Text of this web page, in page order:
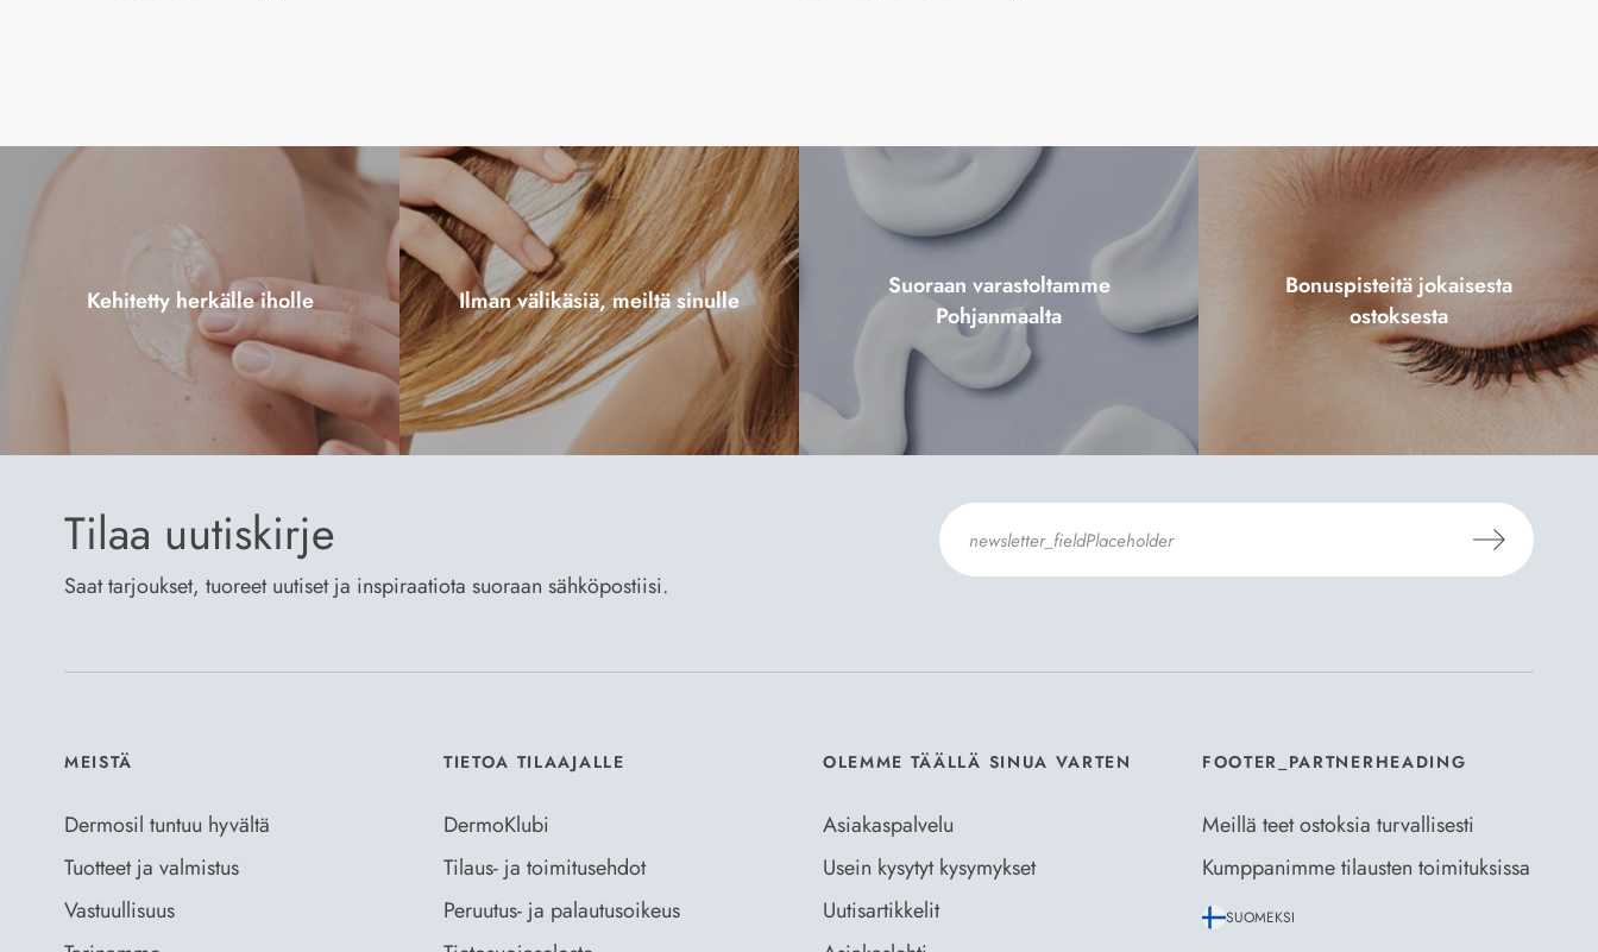
Kehitetty herkälle iholle Ilman välikäsiä, meiltä sinulle
Suoraan varastoltamme
Pohjanmaalta
Bonuspisteitä jokaisesta
ostoksesta
Tilaa uutiskirje
Saat tarjoukset, tuoreet uutiset ja inspiraatiota suoraan sähköpostiisi.
MEISTÄ
Dermosil tuntuu hyvältä
Tuotteet ja valmistus
Vastuullisuus
TIETOA TILAAJALLE
DermoKlubi
Tilaus- ja toimitusehdot
Peruutus- ja palautusoikeus
OLEMME TÄÄLLÄ SINUA VARTEN
Asiakaspalvelu
Usein kysytyt kysymykset
Uutisartikkelit
FOOTER_PARTNERHEADING
Meillä teet ostoksia turvallisesti
Kumppanimme tilausten toimituksissa
SUOMEKSI